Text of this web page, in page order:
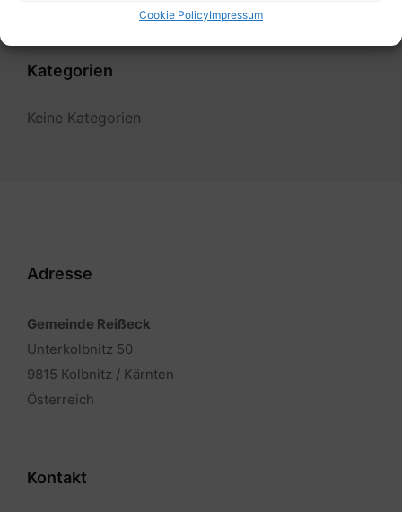
Cookie PolicyImpressum
Kategorien
Keine Kategorien
Adresse
Gemeinde Reißeck
Unterkolbnitz 50
9815 Kolbnitz / Kärnten
Österreich
Kontakt